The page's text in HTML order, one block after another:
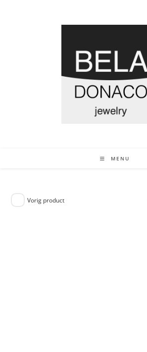
MENU
Vorig product